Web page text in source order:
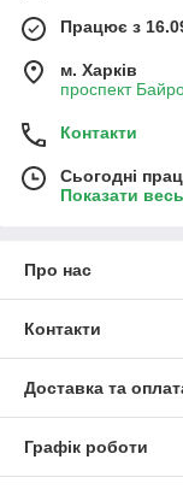
Працює з
м. Харків
проспект
Контакти
Сьогодні
Показати
Про нас
Контакти
Доставка та
Графік роботи